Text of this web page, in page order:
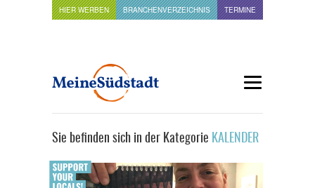
HIER WERBEN BRANCHENVERZEICHNIS TERMINE
Sie befinden sich in der Kategorie KALENDER